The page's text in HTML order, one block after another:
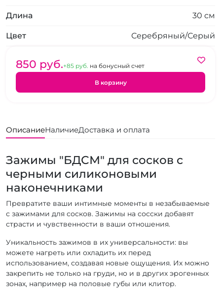
Длина 30 см
Цвет Серебряный/Серый
850 pуб.+85 pуб. на бонусный счет
В корзину
ОписаниеНаличиеДоставка и оплата
Зажимы "БДСМ" для сосков с
черными силиконовыми
наконечниками
Превратите ваши интимные моменты в незабываемые
с зажимами для сосков. Зажимы на сосски добавят
страсти и чувственности в ваши отношения.
Уникальность зажимов в их универсальности: вы
можете нагреть или охладить их перед
использованием, создавая новые ощущения. Их можно
закрепить не только на груди, но и в других эрогенных
зонах, например на половые губы или клитор.